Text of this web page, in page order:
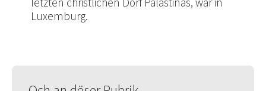
Luxemburg.